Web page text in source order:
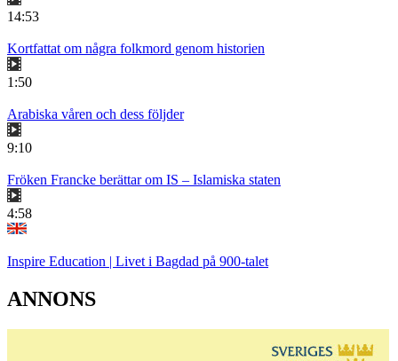
14:53
Kortfattat om några folkmord genom historien
1:50
Arabiska våren och dess följder
9:10
Fröken Francke berättar om IS – Islamiska staten
4:58
Inspire Education | Livet i Bagdad på 900-talet
ANNONS